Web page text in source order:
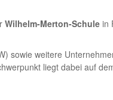
Wilhelm-Merton-Schule in
sowie weitere
liegt dabei auf